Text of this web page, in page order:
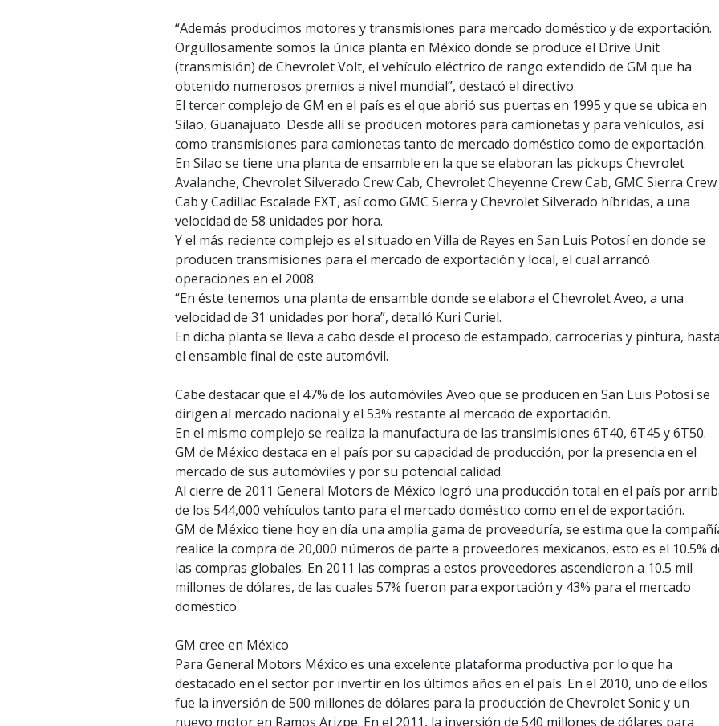
“Además producimos motores y transmisiones para mercado doméstico y de exportación.
Orgullosamente somos la única planta en México donde se produce el Drive Unit
(transmisión) de Chevrolet Volt, el vehículo eléctrico de rango extendido de GM que ha
obtenido numerosos premios a nivel mundial”, destacó el directivo.
El tercer complejo de GM en el país es el que abrió sus puertas en 1995 y que se ubica en
Silao, Guanajuato. Desde allí se producen motores para camionetas y para vehículos, así
como transmisiones para camionetas tanto de mercado doméstico como de exportación.
En Silao se tiene una planta de ensamble en la que se elaboran las pickups Chevrolet
Avalanche, Chevrolet Silverado Crew Cab, Chevrolet Cheyenne Crew Cab, GMC Sierra Crew
Cab y Cadillac Escalade EXT, así como GMC Sierra y Chevrolet Silverado híbridas, a una
velocidad de 58 unidades por hora.
Y el más reciente complejo es el situado en Villa de Reyes en San Luis Potosí en donde se
producen transmisiones para el mercado de exportación y local, el cual arrancó
operaciones en el 2008.
“En éste tenemos una planta de ensamble donde se elabora el Chevrolet Aveo, a una
velocidad de 31 unidades por hora”, detalló Kuri Curiel.
En dicha planta se lleva a cabo desde el proceso de estampado, carrocerías y pintura,
el ensamble final de este automóvil.
Cabe destacar que el 47% de los automóviles Aveo que se producen en San Luis Potosí se
dirigen al mercado nacional y el 53% restante al mercado de exportación.
En el mismo complejo se realiza la manufactura de las transimisiones 6T40, 6T45 y 6T50.
GM de México destaca en el país por su capacidad de producción, por la presencia en el
mercado de sus automóviles y por su potencial calidad.
Al cierre de 2011 General Motors de México logró una producción total en el país por
de los 544,000 vehículos tanto para el mercado doméstico como en el de exportación.
GM de México tiene hoy en día una amplia gama de proveeduría, se estima que la
realice la compra de 20,000 números de parte a proveedores mexicanos, esto es el 10.5%
las compras globales. En 2011 las compras a estos proveedores ascendieron a 10.5 mil
millones de dólares, de las cuales 57% fueron para exportación y 43% para el mercado
doméstico.
GM cree en México
Para General Motors México es una excelente plataforma productiva por lo que ha
destacado en el sector por invertir en los últimos años en el país. En el 2010, uno de ellos
fue la inversión de 500 millones de dólares para la producción de Chevrolet Sonic y un
nuevo motor en Ramos Arizpe. En el 2011, la inversión de 540 millones de dólares para